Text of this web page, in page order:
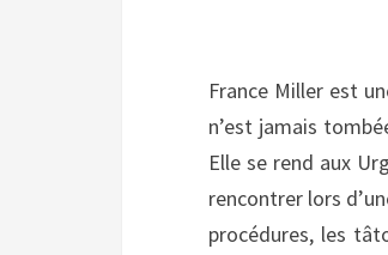
France Miller est
n’est jamais
Elle se rend aux
rencontrer lors
procédures, les